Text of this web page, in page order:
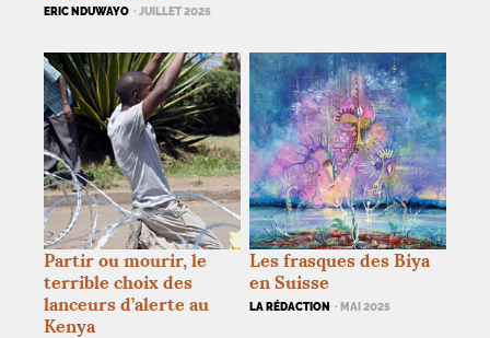
ERIC NDUWAYO · JUILLET 2025
Partir ou mourir, le
terrible choix des
lanceurs d’alerte au
Kenya
Les frasques des Biya
en Suisse
LA RÉDACTION · MAI 2025